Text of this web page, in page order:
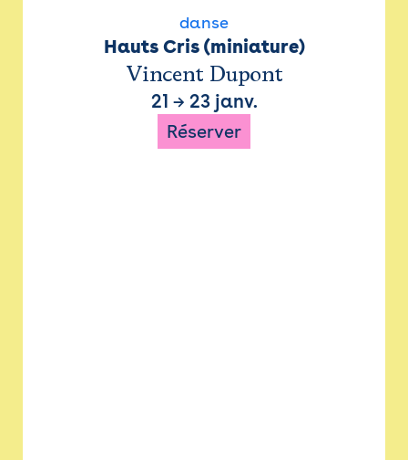
danse
Hauts Cris (miniature)
Vincent Dupont
21 → 23 janv.
Réserver